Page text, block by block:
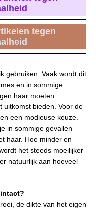
tegen
gebruiken. Vaak wordt dit
en in sommige
haar moeten
uitkomst bieden. Voor de
een modieuse keuze.
in sommige gevallen
haar. Hoe minder en
het steeds moeilijker
natuurlijk aan hoeveel
de dikte van het eigen